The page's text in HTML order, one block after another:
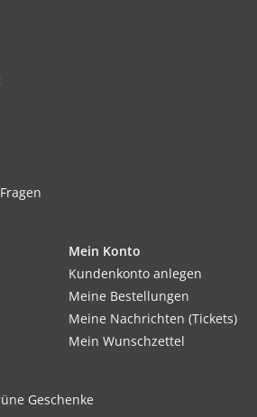
Mein Konto
Kundenkonto anlegen
Meine Bestellungen
Meine Nachrichten (Tickets)
Mein Wunschzettel
Geschenke